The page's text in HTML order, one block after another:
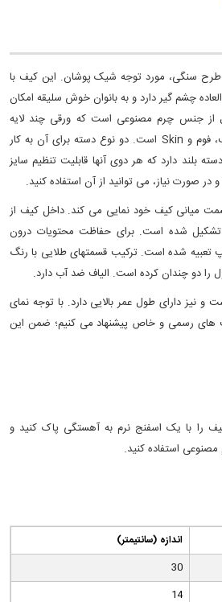
طرح سنگی، مورد توجه شیک پوشان. این کیف با
چشم گیر دارد و به بانوان خوش سلیقه امکان
جنس چرم مصنوعی است که ورقی چند لایه
متشكل از پارچه آستری، چسب، فوم و Skin است. دو نوع دسته برای آن به کار
بلند دارد که هر دوی آنها قابلیت تنظیم سایز
در صورت نیاز، می توانید از آن استفاده کنید.
سگک زیبا و طلایی رنگ در قسمت میانی کیف خود نمایی می‎ کند. داخل کیف از
تشکیل شده است. برای حفاظت محتویات درون
کیف، در قسمت بالای کیف، زیپ تعبیه شده است. ترکیب قسمت‎های طلایی با رنگ
را دو چندان کرده است. الیاف ضد آب دارد.
نیز دارای طول عمر بالایی دارد. با توجه نمای
های رسمی و خاص پیشنهاد می کنیم؛ ضمن این
را با یک اسفنج نرم به آهستگی پاک کنید و
استفاده کنید.
(اندازه (سانتیمتر
30
14